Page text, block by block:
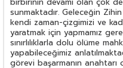
sunmaktadır. Geleceğin
kendi zaman-çizgimizi ve
yaratmak için yapmamız
sınırlılıklarla dolu ölüme
yapabileceğimiz
görevi başarmanın